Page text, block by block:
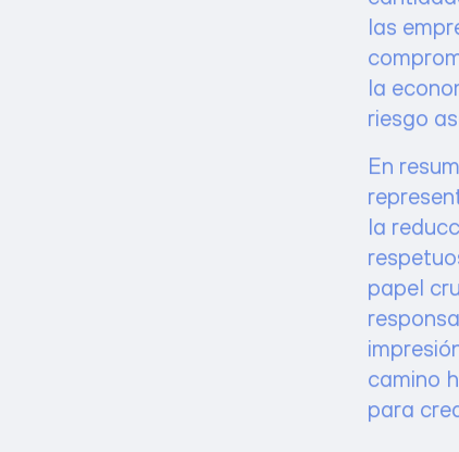
las
la
riesgo
En
la
papel
camino
para